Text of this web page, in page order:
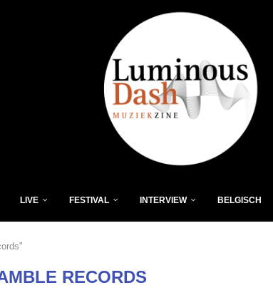
LIVE FESTIVAL INTERVIEW BELGISCH
RECORDS